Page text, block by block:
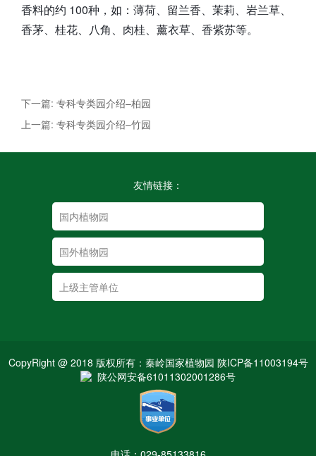
香料的约 100种，如：薄荷、留兰香、茉莉、岩兰草、
香茅、桂花、八角、肉桂、薰衣草、香紫苏等。
下一篇: 专科专类园介绍–柏园
上一篇: 专科专类园介绍–竹园
友情链接：
CopyRight @ 2018 版权所有：秦岭国家植物园 陕ICP备11003194号
陕公网安备61011302001286号